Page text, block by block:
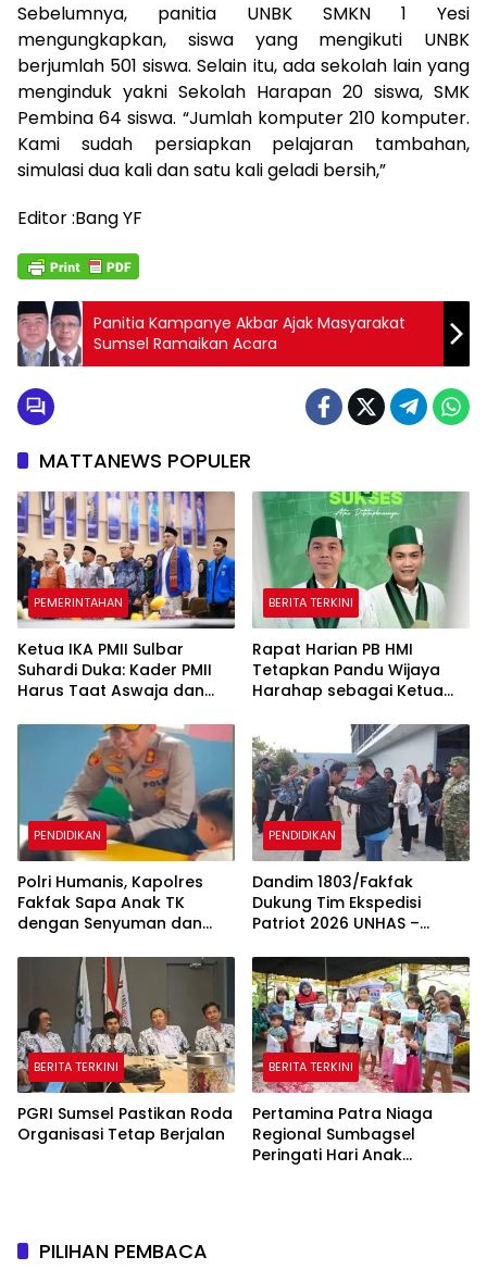
Sebelumnya, panitia UNBK SMKN 1 Yesi
mengungkapkan, siswa yang mengikuti UNBK
berjumlah 501 siswa. Selain itu, ada sekolah lain yang
menginduk yakni Sekolah Harapan 20 siswa, SMK
Pembina 64 siswa. “Jumlah komputer 210 komputer.
Kami sudah persiapkan pelajaran tambahan,
simulasi dua kali dan satu kali geladi bersih,”
Editor :Bang YF
Panitia Kampanye Akbar Ajak Masyarakat
Sumsel Ramaikan Acara
MATTANEWS POPULER
PEMERINTAHAN
Ketua IKA PMII Sulbar
Suhardi Duka: Kader PMII
Harus Taat Aswaja dan
BERITA TERKINI
Rapat Harian PB HMI
Tetapkan Pandu Wijaya
Harahap sebagai Ketua
PENDIDIKAN
Polri Humanis, Kapolres
Fakfak Sapa Anak TK
dengan Senyuman dan
PENDIDIKAN
Dandim 1803/Fakfak
Dukung Tim Ekspedisi
Patriot 2026 UNHAS –
Transmigrasi di Fakfak
BERITA TERKINI
PGRI Sumsel Pastikan Roda
Organisasi Tetap Berjalan
BERITA TERKINI
Pertamina Patra Niaga
Regional Sumbagsel
Peringati Hari Anak
PILIHAN PEMBACA